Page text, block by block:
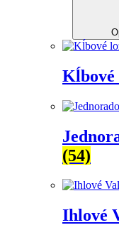
Kĺbové
(54)
Ihlové